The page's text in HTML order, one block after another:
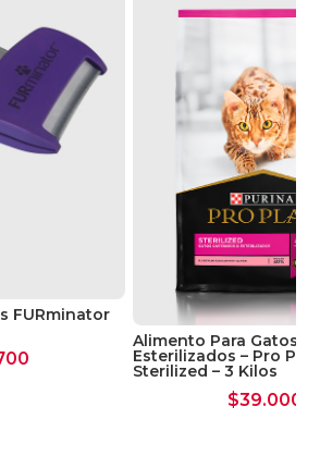
FURminator
Alimento Para Gatos
Esterilizados – Pro
Sterilized – 3 Kilos
$39.000